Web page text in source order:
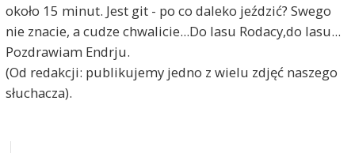
około 15 minut. Jest git - po co daleko jeździć? Swego
nie znacie, a cudze chwalicie...Do lasu Rodacy,do lasu...
Pozdrawiam Endrju.
(Od redakcji: publikujemy jedno z wielu zdjęć naszego
słuchacza).